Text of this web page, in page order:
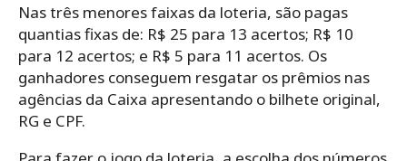
Nas três menores faixas da loteria, são pagas
quantias fixas de: R$ 25 para 13 acertos; R$ 10
para 12 acertos; e R$ 5 para 11 acertos. Os
ganhadores conseguem resgatar os prêmios nas
agências da Caixa apresentando o bilhete original,
RG e CPF.